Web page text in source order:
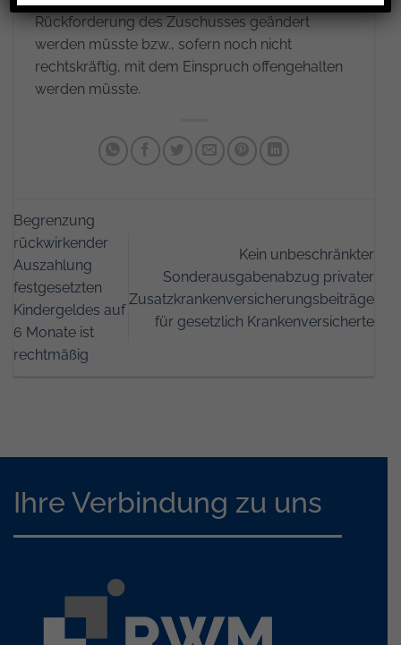
Rückforderung des Zuschusses geändert
werden müsste bzw., sofern noch nicht
rechtskräftig, mit dem Einspruch offengehalten
werden müsste.
Begrenzung
rückwirkender
Auszahlung
festgesetzten
Kindergeldes auf
6 Monate ist
rechtmäßig
Kein unbeschränkter
Sonderausgabenabzug privater
Zusatzkrankenversicherungsbeiträge
für gesetzlich Krankenversicherte
Ihre Verbindung zu uns